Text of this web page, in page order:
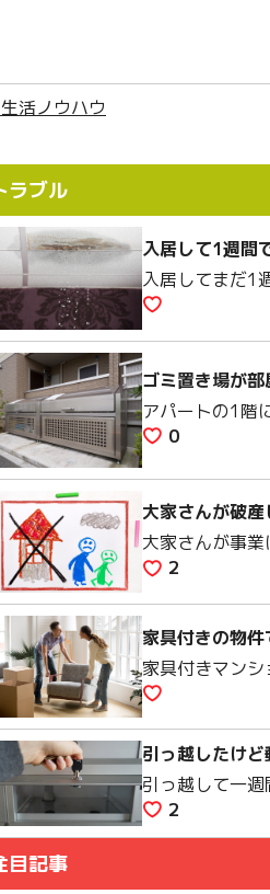
活ノウハウ
ラブル
入居して1週間
入居してまだ1
ゴミ置き場が
アパートの1階
0
大家さんが破
大家さんが事
2
家具付きの物
家具付きマン
引っ越したけ
引っ越して一
2
目記事